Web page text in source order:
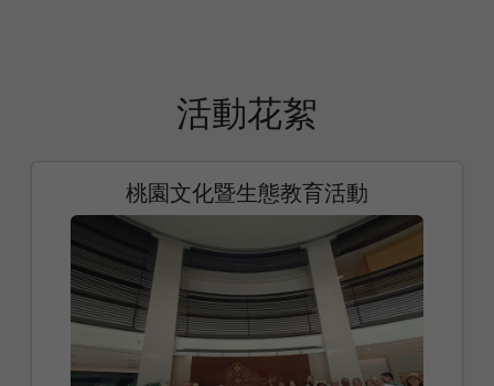
活動花絮
桃園文化暨生態教育活動